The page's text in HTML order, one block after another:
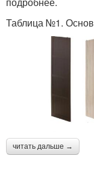
Таблица №1.
читать дальше →